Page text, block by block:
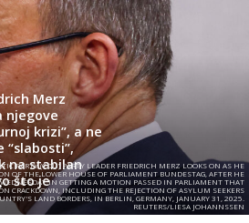
Merz
njegove
krizi”, a ne
“slabosti”,
na stabilan
što je
PARTY (CDU) PARTY LEADER FRIEDRICH MERZ LOOKS ON AS HE
OF THE LOWER HOUSE OF PARLIAMENT BUNDESTAG, AFTER HE
IN GETTING A MOTION PASSED IN PARLIAMENT THAT
CRACKDOWN, INCLUDING THE REJECTION OF ASYLUM SEEKERS
LAND BORDERS, IN BERLIN, GERMANY, JANUARY 31, 2025.
REUTERS/LIESA JOHANNSSEN